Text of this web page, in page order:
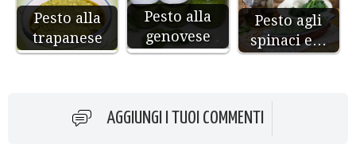
Pesto alla
trapanese
Pesto alla
genovese
Pesto agli
spinaci e…
AGGIUNGI I TUOI COMMENTI